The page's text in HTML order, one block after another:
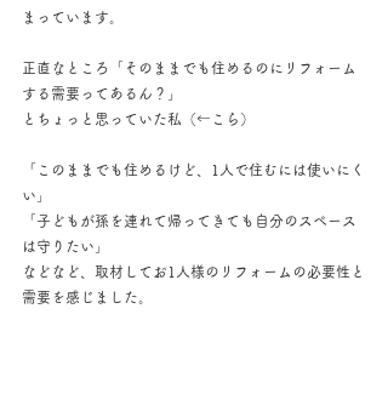
まっています。
正直なところ「そのままでも住めるのにリフォーム
する需要ってあるん？」
とちょっと思っていた私（←こら）
「このままでも住めるけど、1人で住むには使いにく
い」
「子どもが孫を連れて帰ってきても自分のスペース
は守りたい」
などなど、取材してお1人様のリフォームの必要性と
需要を感じました。